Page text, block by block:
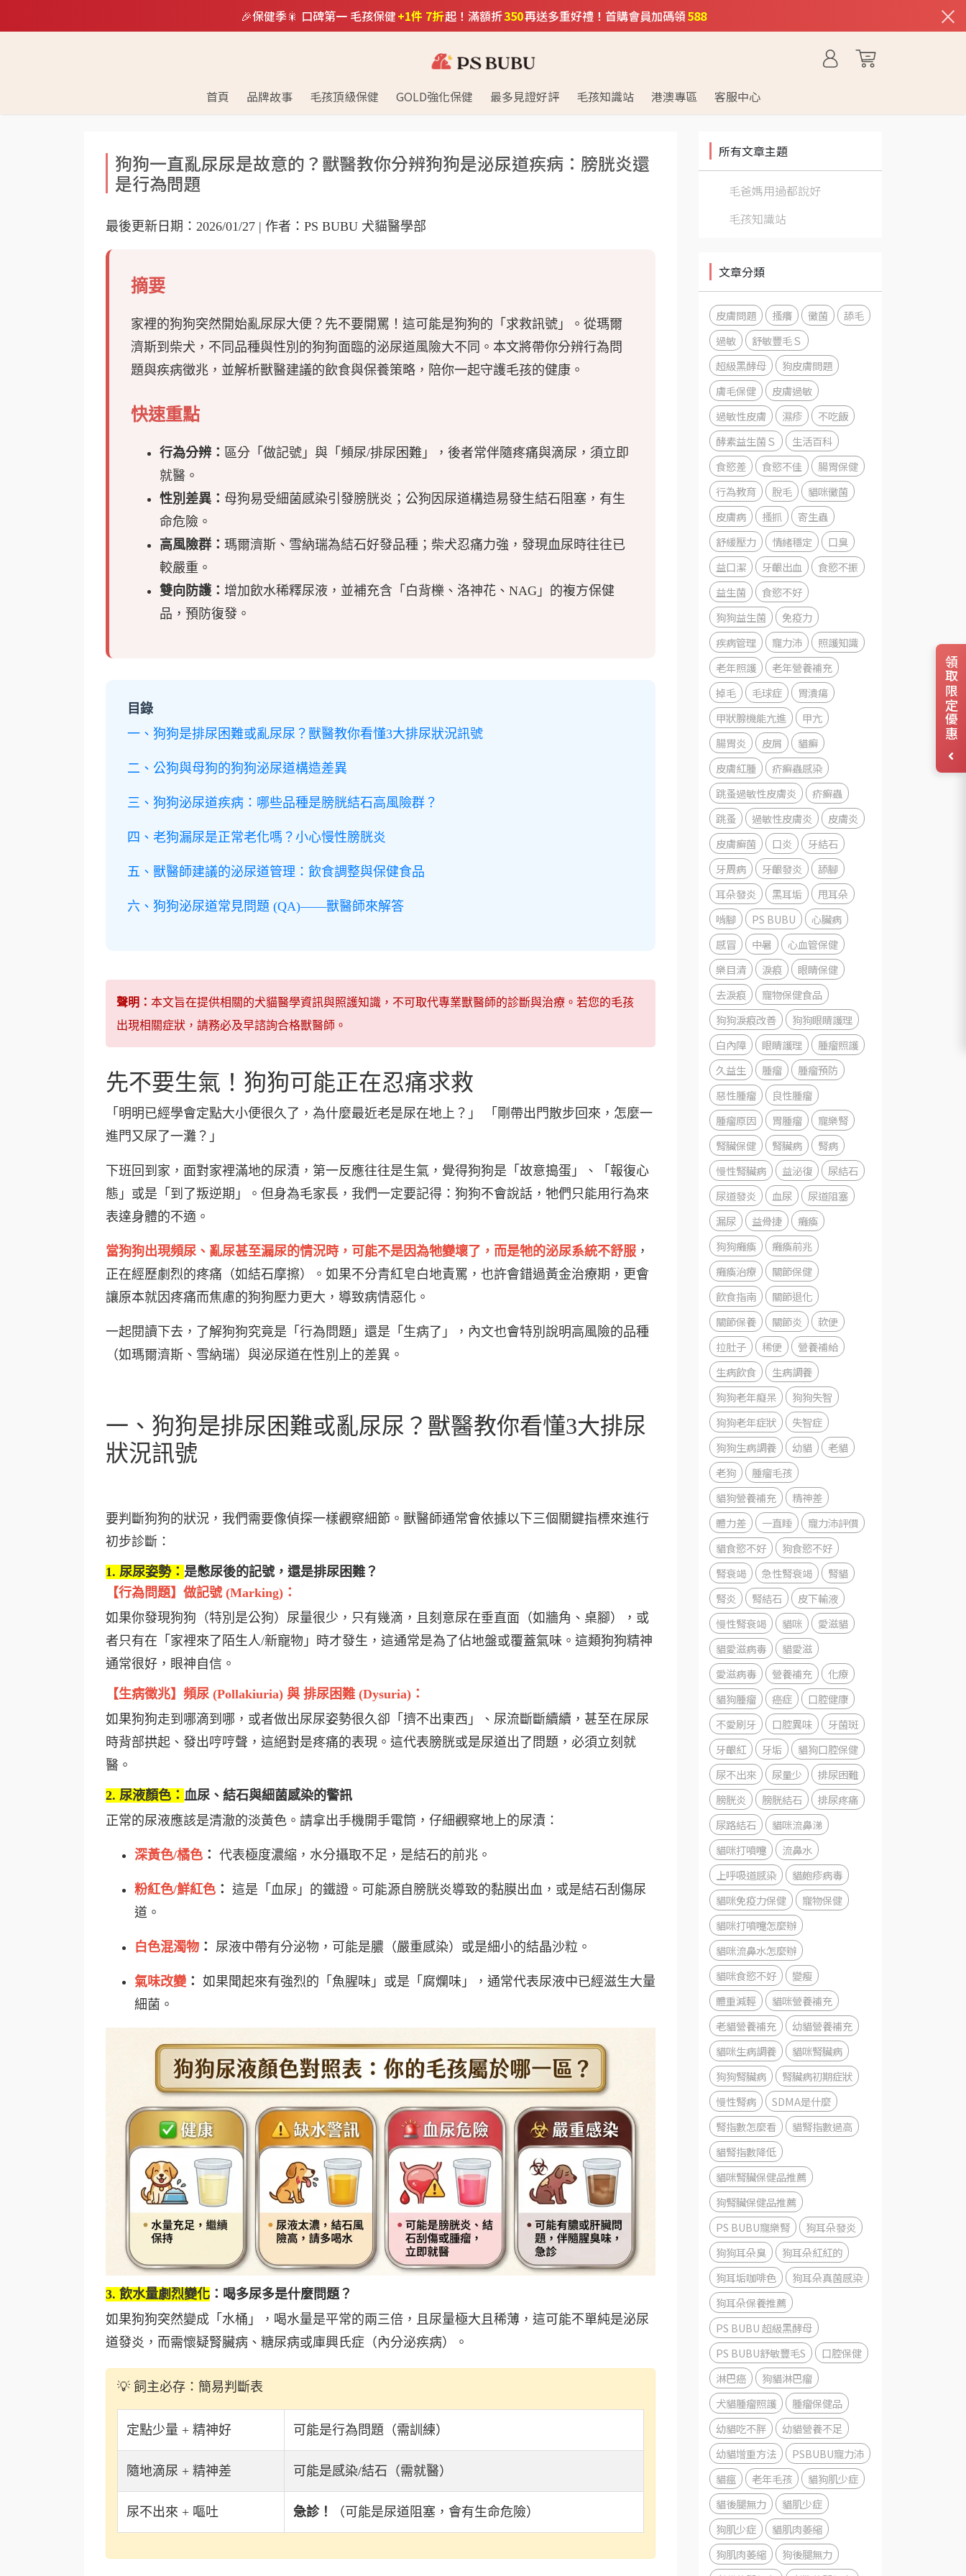
🎉保健季🎇 口碑第一 毛孩保健+1件 7折起！滿額折350再送多重好禮！首購會員加碼領588 ×
首頁 品牌故事 毛孩頂級保健 GOLD強化保健 最多見證好評 毛孩知識站 港澳專區 客服中心
狗狗一直亂尿尿是故意的？獸醫教你分辨狗狗是泌尿道疾病：膀胱炎還
是行為問題
最後更新日期：2026/01/27 | 作者：PS BUBU 犬貓醫學部
摘要
家裡的狗狗突然開始亂尿尿大便？先不要開罵！這可能是狗狗的「求救訊號」。從瑪爾
濟斯到柴犬，不同品種與性別的狗狗面臨的泌尿道風險大不同。本文將帶你分辨行為問
題與疾病徵兆，並解析獸醫建議的飲食與保養策略，陪你一起守護毛孩的健康。
快速重點
行為分辨： 區分「做記號」與「頻尿/排尿困難」，後者常伴隨疼痛與滴尿，須立即
就醫。
性別差異： 母狗易受細菌感染引發膀胱炎；公狗因尿道構造易發生結石阻塞，有生
命危險。
高風險群： 瑪爾濟斯、雪納瑞為結石好發品種；柴犬忍痛力強，發現血尿時往往已
較嚴重。
雙向防護： 增加飲水稀釋尿液，並補充含「白背櫟、洛神花、NAG」的複方保健
品，預防復發。
目錄
一、狗狗是排尿困難或亂尿尿？獸醫教你看懂3大排尿狀況訊號
二、公狗與母狗的狗狗泌尿道構造差異
三、狗狗泌尿道疾病：哪些品種是膀胱結石高風險群？
四、老狗漏尿是正常老化嗎？小心慢性膀胱炎
五、獸醫師建議的泌尿道管理：飲食調整與保健食品
六、狗狗泌尿道常見問題 (QA)——獸醫師來解答
聲明： 本文旨在提供相關的犬貓醫學資訊與照護知識，不可取代專業獸醫師的診斷與治療。若您的毛孩
出現相關症狀，請務必及早諮詢合格獸醫師。
先不要生氣！狗狗可能正在忍痛求救
「明明已經學會定點大小便很久了，為什麼最近老是尿在地上？」 「剛帶出門散步回來，怎麼一
進門又尿了一灘？」
下班回到家，面對家裡滿地的尿漬，第一反應往往是生氣，覺得狗狗是「故意搗蛋」、「報復心
態」或是「到了叛逆期」。但身為毛家長，我們一定要記得：狗狗不會說話，牠們只能用行為來
表達身體的不適。
當狗狗出現頻尿、亂尿甚至漏尿的情況時，可能不是因為牠變壞了，而是牠的泌尿系統不舒服 ，
正在經歷劇烈的疼痛（如結石摩擦）。如果不分青紅皂白地責罵，也許會錯過黃金治療期，更會
讓原本就因疼痛而焦慮的狗狗壓力更大，導致病情惡化。
一起閱讀下去，了解狗狗究竟是「行為問題」還是「生病了」，內文也會特別說明高風險的品種
（如瑪爾濟斯、雪納瑞）與泌尿道在性別上的差異。
一、狗狗是排尿困難或亂尿尿？獸醫教你看懂3大排尿
狀況訊號
要判斷狗狗的狀況，我們需要像偵探一樣觀察細節。獸醫師通常會依據以下三個關鍵指標來進行
初步診斷：
1. 尿尿姿勢： 是憋尿後的記號，還是排尿困難？
【行為問題】做記號 (Marking)：
如果你發現狗狗（特別是公狗）尿量很少，只有幾滴，且刻意尿在垂直面（如牆角、桌腳），或
者只有在「家裡來了陌生人/新寵物」時才發生，這通常是為了佔地盤或覆蓋氣味。這類狗狗精神
通常很好，眼神自信。
【生病徵兆】頻尿 (Pollakiuria) 與 排尿困難 (Dysuria)：
如果狗狗走到哪滴到哪，或者做出尿尿姿勢很久卻「擠不出東西」、尿流斷斷續續，甚至在尿尿
時背部拱起、發出哼哼聲，這絕對是疼痛的表現。這代表膀胱或是尿道出了問題，必須立刻就
醫。
2. 尿液顏色： 血尿、結石與細菌感染的警訊
正常的尿液應該是清澈的淡黃色。請拿出手機開手電筒，仔細觀察地上的尿漬：
深黃色/橘色 ： 代表極度濃縮，水分攝取不足，是結石的前兆。
粉紅色/鮮紅色 ： 這是「血尿」的鐵證。可能源自膀胱炎導致的黏膜出血，或是結石刮傷尿
道。
白色混濁物 ： 尿液中帶有分泌物，可能是膿（嚴重感染）或是細小的結晶沙粒。
氣味改變 ： 如果聞起來有強烈的「魚腥味」或是「腐爛味」，通常代表尿液中已經滋生大量
細菌。
3. 飲水量劇烈變化 ：喝多尿多是什麼問題？
如果狗狗突然變成「水桶」，喝水量是平常的兩三倍，且尿量極大且稀薄，這可能不單純是泌尿
道發炎，而需懷疑腎臟病、糖尿病或庫興氏症（內分泌疾病）。
💡 飼主必存：簡易判斷表
定點少量 + 精神好 可能是行為問題（需訓練）
隨地滴尿 + 精神差 可能是感染/結石（需就醫）
尿不出來 + 嘔吐 急診！ （可能是尿道阻塞，會有生命危險）
所有文章主題
毛爸媽用過都說好
毛孩知識站
文章分類
皮膚問題 搔癢 黴菌
舔毛
過敏
舒敏豐毛Ｓ
超級黑酵母
狗皮膚問題
膚毛保健
皮膚過敏
過敏性皮膚
濕疹
不吃飯
酵素益生菌Ｓ
生活百科
食慾差
食慾不佳
腸胃保健
行為教育
脫毛
貓咪黴菌
皮膚病
搔抓
寄生蟲
舒緩壓力
情緒穩定
口臭
益口潔
牙齦出血
食慾不振
益生菌
食慾不好
狗狗益生菌
免疫力
疾病管理
寵力沛
照護知識
老年照護
老年營養補充
掉毛
毛球症
胃潰瘍
甲狀腺機能亢進
甲亢
腸胃炎
皮屑
貓癬
皮膚紅腫
疥癬蟲感染
跳蚤過敏性皮膚炎
疥癬蟲
跳蚤
過敏性皮膚炎
皮膚炎
皮膚癬菌
口炎
牙結石
牙周病
牙齦發炎
舔腳
耳朵發炎
黑耳垢
甩耳朵
啃腳
PS BUBU
心臟病
感冒
中暑
心血管保健
樂目清
淚痕
眼睛保健
去淚痕
寵物保健食品
狗狗淚痕改善
狗狗眼睛護理
白內障
眼睛護理
腫瘤照護
久益生
腫瘤
腫瘤預防
惡性腫瘤
良性腫瘤
腫瘤原因
胃腫瘤
寵樂腎
腎臟保健
腎臟病
腎病
慢性腎臟病
益泌復
尿結石
尿道發炎
血尿
尿道阻塞
漏尿
益骨捷
癱瘓
狗狗癱瘓
癱瘓前兆
癱瘓治療
關節保健
飲食指南
關節退化
關節保養
關節炎
軟便
拉肚子
稀便
營養補給
生病飲食
生病調養
狗狗老年癡呆
狗狗失智
狗狗老年症狀
失智症
狗狗生病調養
幼貓
老貓
老狗
腫瘤毛孩
貓狗營養補充
精神差
體力差
一直睡
寵力沛評價
貓食慾不好
狗食慾不好
腎衰竭
急性腎衰竭
腎貓
腎炎
腎結石
皮下輸液
慢性腎衰竭
貓咪
愛滋貓
貓愛滋病毒
貓愛滋
愛滋病毒
營養補充
化療
貓狗腫瘤
癌症
口腔健康
不愛刷牙
口腔異味
牙菌斑
牙齦紅
牙垢
貓狗口腔保健
尿不出來
尿量少
排尿困難
膀胱炎
膀胱結石
排尿疼痛
尿路結石
貓咪流鼻涕
貓咪打噴嚏
流鼻水
上呼吸道感染
貓皰疹病毒
貓咪免疫力保健
寵物保健
貓咪打噴嚏怎麼辦
貓咪流鼻水怎麼辦
貓咪食慾不好
變瘦
體重減輕
貓咪營養補充
老貓營養補充
幼貓營養補充
貓咪生病調養
貓咪腎臟病
狗狗腎臟病
腎臟病初期症狀
慢性腎病
SDMA是什麼
腎指數怎麼看
貓腎指數過高
貓腎指數降低
貓咪腎臟保健品推薦
狗腎臟保健品推薦
PS BUBU寵樂腎
狗耳朵發炎
狗狗耳朵臭
狗耳朵紅紅的
狗耳垢咖啡色
狗耳朵真菌感染
狗耳朵保養推薦
PS BUBU 超級黑酵母
PS BUBU舒敏豐毛S
口腔保健
淋巴癌
狗貓淋巴瘤
犬貓腫瘤照護
腫瘤保健品
幼貓吃不胖
幼貓營養不足
幼貓增重方法
PSBUBU寵力沛
貓瘟
老年毛孩
貓狗肌少症
貓後腿無力
貓肌少症
狗肌少症
貓肌肉萎縮
狗肌肉萎縮
狗後腿無力
領取限定優惠